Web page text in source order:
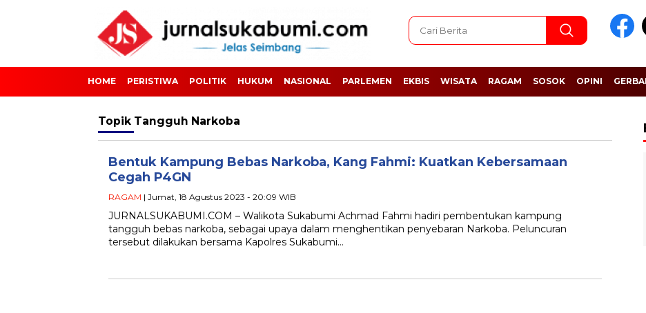
HOME PERISTIWA POLITIK HUKUM NASIONAL PARLEMEN EKBIS WISATA RAGAM SOSOK OPINI
Topik Tangguh Narkoba
Bentuk Kampung Bebas Narkoba, Kang Fahmi: Kuatkan Kebersamaan
Cegah P4GN
RAGAM | Jumat, 18 Agustus 2023 - 20:09 WIB
JURNALSUKABUMI.COM – Walikota Sukabumi Achmad Fahmi hadiri pembentukan kampung
tangguh bebas narkoba, sebagai upaya dalam menghentikan penyebaran Narkoba. Peluncuran
tersebut dilakukan bersama Kapolres Sukabumi…